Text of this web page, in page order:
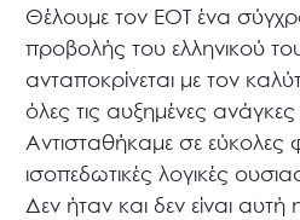
Θέλουμε τον ΕΟΤ ένα
προβολής του ελληνικού
ανταποκρίνεται με τον
όλες τις αυξημένες
Αντισταθήκαμε σε εύκολες
ισοπεδωτικές λογικές
Δεν ήταν και δεν είναι